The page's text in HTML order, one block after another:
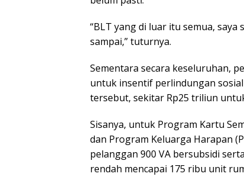
“BLT yang di luar itu semua,
sampai,” tuturnya.
Sementara secara keseluruhan,
untuk insentif perlindungan
tersebut, sekitar Rp25 triliun
Sisanya, untuk Program Kartu
dan Program Keluarga Harapan
pelanggan 900 VA bersubsidi
rendah mencapai 175 ribu unit